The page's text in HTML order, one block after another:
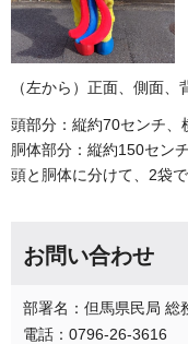
（左から）正面、側面、
頭部分：縦約70センチ、
胴体部分：縦約150セン
頭と胴体に分けて、2袋で
お問い合わせ
部署名：但馬県民局 総
電話：0796-26-3616